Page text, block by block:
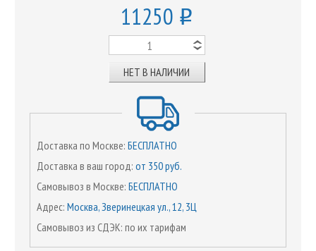
11250 o
НЕТ В НАЛИЧИИ
Доставка по Москве: БЕСПЛАТНО
Доставка в ваш город: от 350 руб.
Самовывоз в Москве: БЕСПЛАТНО
Адрес: Москва, Зверинецкая ул., 12, 3Ц
Самовывоз из СДЭК: по их тарифам